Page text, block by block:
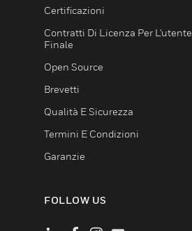
Certificazioni
Contratti Di Licenza Per L'utente
Finale
Open Source
Brevetti
Qualità E Sicurezza
Termini E Condizioni
Garanzie
FOLLOW US